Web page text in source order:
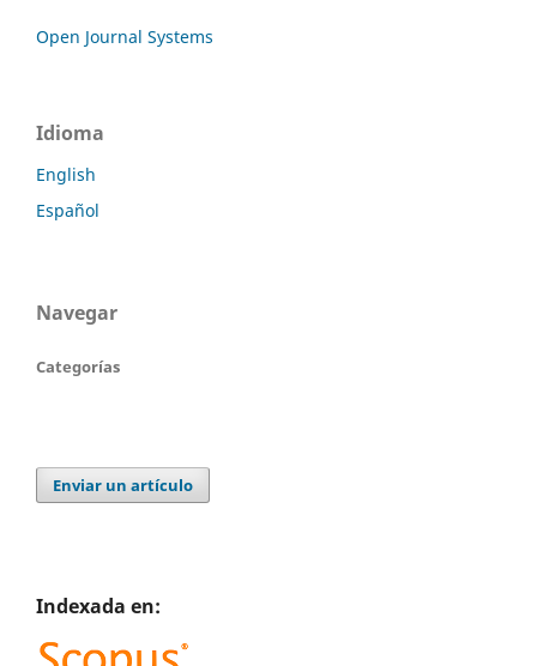
Open Journal Systems
Idioma
English
Español
Navegar
Categorías
Enviar un artículo
Indexada en: